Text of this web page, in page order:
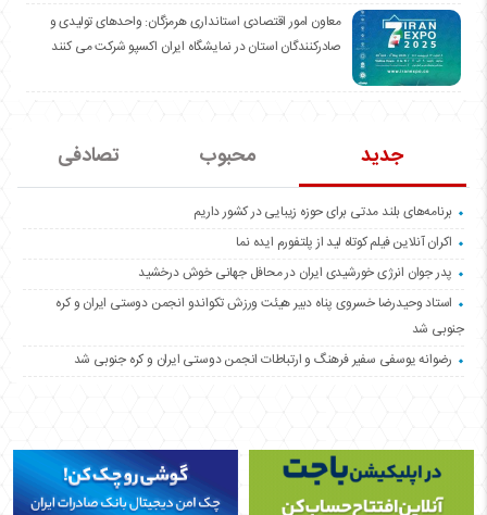
معاون امور اقتصادی استانداری هرمزگان: واحدهای تولیدی و
صادرکنندگان استان در نمایشگاه ایران اکسپو شرکت می کنند
جدید محبوب تصادفی
برنامه‌های بلند مدتی برای حوزه زیبایی در کشور داریم
اکران آنلاین فیلم کوتاه لید از پلتفورم ایده نما
پدر جوان انرژی خورشیدی ایران در محافل جهانی خوش درخشید
استاد وحیدرضا خسروی پناه دبیر هیئت ورزش تکواندو انجمن دوستی ایران و کره
جنوبی شد
رضوانه یوسفی سفیر فرهنگ و ارتباطات انجمن دوستی ایران و کره جنوبی شد